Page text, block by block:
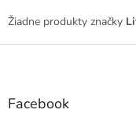
Žiadne produkty značky
Z
Facebook